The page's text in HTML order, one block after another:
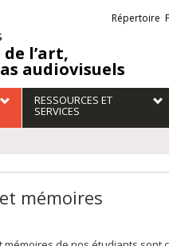
l’art,
audiovisuels
Liens
externes
Répertoire
RESSOURCES ET
SERVICES
mémoires